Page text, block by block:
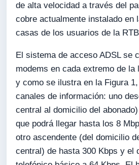
de alta velocidad a través del
cobre actualmente instalado en
casas de los usuarios de la
El sistema de acceso ADSL se
modems en cada extremo de la
y como se ilustra en la Figura
canales de información: uno
central al domicilio del
que podrá llegar hasta los 8
otro ascendente (del domicilio
central) de hasta 300 Kbps y el